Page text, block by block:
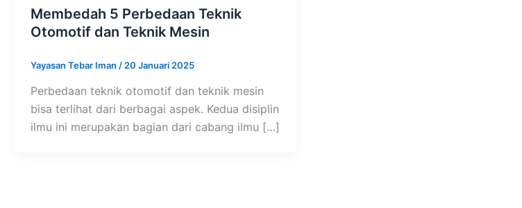
Membedah 5 Perbedaan Teknik
Otomotif dan Teknik Mesin
Yayasan Tebar Iman / 20 Januari 2025
Perbedaan teknik otomotif dan teknik mesin
bisa terlihat dari berbagai aspek. Kedua disiplin
ilmu ini merupakan bagian dari cabang ilmu […]